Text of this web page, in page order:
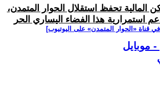
المالية تحفظ استقلال الحوار المتمدن،
استمرارية هذا الفضاء اليساري الحر
قناة ‫«الحوار المتمدن» على اليوتيوب]
- موبايل